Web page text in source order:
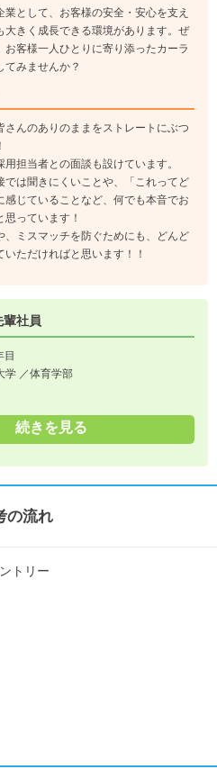
業として、お客様の安全・安心を支え
大きく成長できる環境があります。ぜ
お客様一人ひとりに寄り添ったカーラ
てみませんか？
さんのありのままをストレートにぶつ
用担当者との面談も設けています。
では聞きにくいことや、「これってど
感じていることなど、何でも本音でお
っています！
、ミスマッチを防ぐためにも、どんど
いただければと思います！！
社員
目
学 ／体育学部
続きを見る
の流れ
トリー